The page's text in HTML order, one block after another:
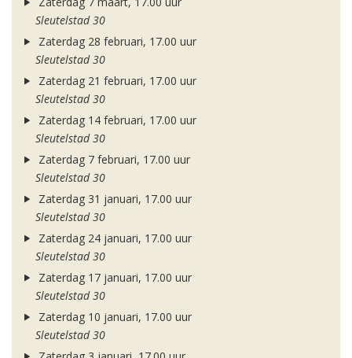
Sleutelstad 30
Zaterdag 28 februari, 17.00 uur
Sleutelstad 30
Zaterdag 21 februari, 17.00 uur
Sleutelstad 30
Zaterdag 14 februari, 17.00 uur
Sleutelstad 30
Zaterdag 7 februari, 17.00 uur
Sleutelstad 30
Zaterdag 31 januari, 17.00 uur
Sleutelstad 30
Zaterdag 24 januari, 17.00 uur
Sleutelstad 30
Zaterdag 17 januari, 17.00 uur
Sleutelstad 30
Zaterdag 10 januari, 17.00 uur
Sleutelstad 30